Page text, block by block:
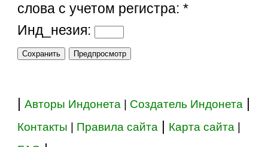
слова с учетом регистра:*
Инд_незия:
|Авторы Индонета Создатель Индонета
Контакты Правила сайта Карта сайта